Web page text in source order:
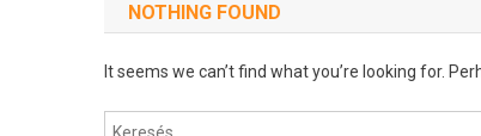
NOTHING FOUND
It seems we can’t find what you’re looking for.
Keresés: